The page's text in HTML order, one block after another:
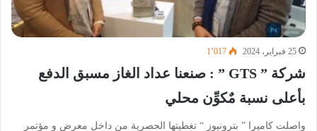
25 فبراير، 2024 1٬017
شركة ” GTS ” : صنعنا عداد الغاز مسبق الدفع
بأعلى نسبة مٌكوِّن محلي
واصلت كاميرا ” بترونيوز “ تغطيتها الحصرية من داخل معرض و مؤتمر